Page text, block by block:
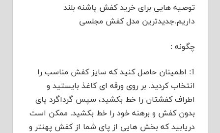
توصیه هایی برای خرید کفش پاشنه بلند
داریم.جدیدترین مدل کفش مجلسی
چگونه :
1: اطمینان حاصل کنید که سایز کفش مناسب را
انتخاب کردید. بر روی ورقه ای کاغذ بایستید و
اطراف کفشتان را خط بکشید، سپس گرداگرد پای
بدون کفش و برهنه خود را خط بکشید. ممکن است
دریابید که بخش هایی از پای شما از کفش پهنتر و